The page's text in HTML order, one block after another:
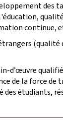
des
continue,
(qualité
d’œuvre
de la force de
des étudiants,